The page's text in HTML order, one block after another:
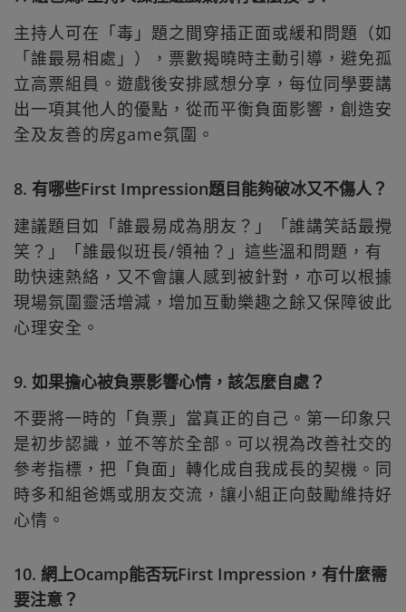
主持人可在「毒」題之間穿插正面或緩和問題（如
「誰最易相處」），票數揭曉時主動引導，避免孤
立高票組員。遊戲後安排感想分享，每位同學要講
出一項其他人的優點，從而平衡負面影響，創造安
全及友善的房game氛圍。
8. 有哪些First Impression題目能夠破冰又不傷人？
建議題目如「誰最易成為朋友？」「誰講笑話最攪
笑？」「誰最似班長/領袖？」這些溫和問題，有
助快速熱絡，又不會讓人感到被針對，亦可以根據
現場氛圍靈活增減，增加互動樂趣之餘又保障彼此
心理安全。
9. 如果擔心被負票影響心情，該怎麼自處？
不要將一時的「負票」當真正的自己。第一印象只
是初步認識，並不等於全部。可以視為改善社交的
參考指標，把「負面」轉化成自我成長的契機。同
時多和組爸媽或朋友交流，讓小組正向鼓勵維持好
心情。
10. 網上Ocamp能否玩First Impression，有什麼需
要注意？